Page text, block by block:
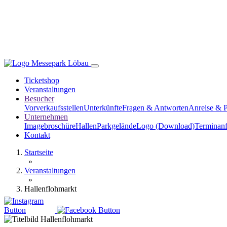
Ticketshop
Veranstaltungen
Besucher
VorverkaufsstellenUnterkünfteFragen & AntwortenAnreise &
Unternehmen
ImagebroschüreHallenParkgeländeLogo (Download)
Kontakt
Startseite
»
Veranstaltungen
»
Hallenflohmarkt